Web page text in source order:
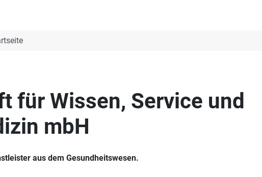
für Wissen, Service und
mbH
aus dem Gesundheitswesen.